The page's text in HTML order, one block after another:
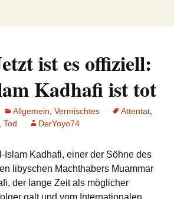
aus und mit Bezug
ist es offiziell:
Kadhafi ist tot
Allgemein Vermischtes Attentat
Tod DerYoyo74
Islam Kadhafi, einer der Söhne des
libyschen Machthabers Muammar
der lange Zeit als möglicher
galt und vom Internationalen